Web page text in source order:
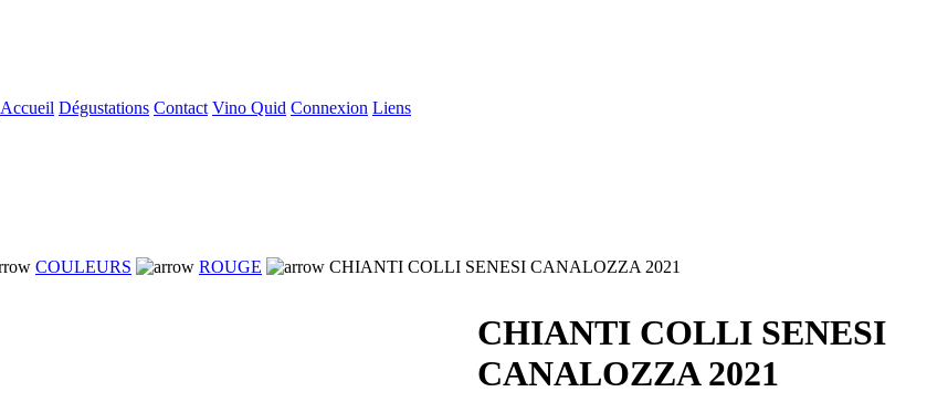
Accueil Dégustations Contact Vino Quid Connexion Liens
COULEURS ROUGE CHIANTI COLLI SENESI CANALOZZA 2021
CHIANTI COLLI SENESI
CANALOZZA 2021